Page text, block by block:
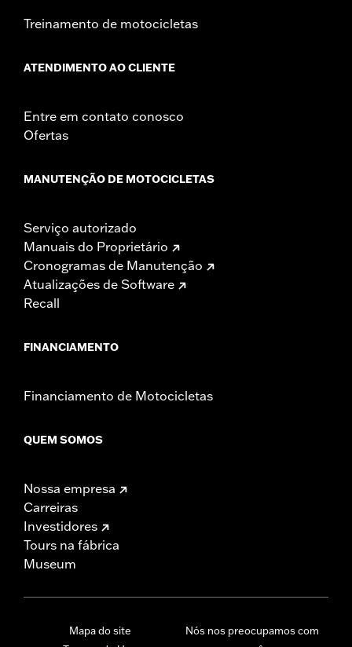
Treinamento de motocicletas
ATENDIMENTO AO CLIENTE
Entre em contato conosco
Ofertas
MANUTENÇÃO DE MOTOCICLETAS
Serviço autorizado
Manuais do Proprietário
Cronogramas de Manutenção
Atualizações de Software
Recall
FINANCIAMENTO
Financiamento de Motocicletas
QUEM SOMOS
Nossa empresa
Carreiras
Investidores
Tours na fábrica
Museum
Mapa do site
Nós nos preocupamos com